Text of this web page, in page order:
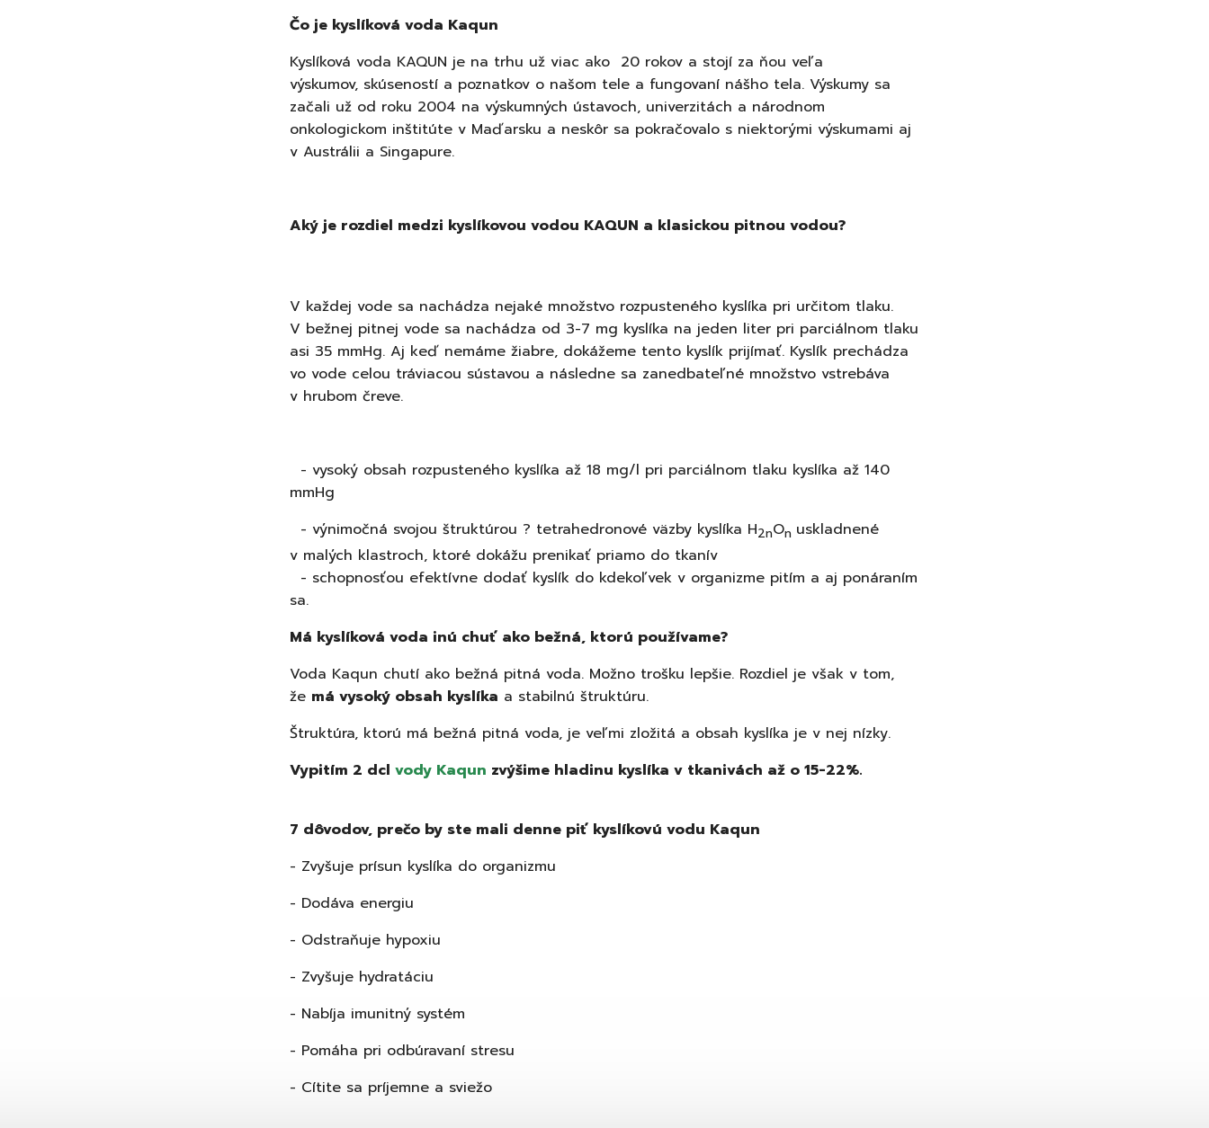
Čo je kyslíková voda Kaqun
Kyslíková voda KAQUN je na trhu už viac ako 20 rokov a stojí za ňou veľa
výskumov, skúseností a poznatkov o našom tele a fungovaní nášho tela. Výskumy sa
začali už od roku 2004 na výskumných ústavoch, univerzitách a národnom
onkologickom inštitúte v Maďarsku a neskôr sa pokračovalo s niektorými výskumami aj
v Austrálii a Singapure.
Aký je rozdiel medzi kyslíkovou vodou KAQUN a klasickou pitnou vodou?
V každej vode sa nachádza nejaké množstvo rozpusteného kyslíka pri určitom tlaku.
V bežnej pitnej vode sa nachádza od 3-7 mg kyslíka na jeden liter pri parciálnom tlaku
asi 35 mmHg. Aj keď nemáme žiabre, dokážeme tento kyslík prijímať. Kyslík prechádza
vo vode celou tráviacou sústavou a následne sa zanedbateľné množstvo vstrebáva
v hrubom čreve.
- vysoký obsah rozpusteného kyslíka až 18 mg/l pri parciálnom tlaku kyslíka až 140
mmHg
- výnimočná svojou štruktúrou ? tetrahedronové väzby kyslíka H2nOn uskladnené
v malých klastroch, ktoré dokážu prenikať priamo do tkanív
- schopnosťou efektívne dodať kyslík do kdekoľvek v organizme pitím a aj ponáraním
sa.
Má kyslíková voda inú chuť ako bežná, ktorú používame?
Voda Kaqun chutí ako bežná pitná voda. Možno trošku lepšie. Rozdiel je však v tom,
že má vysoký obsah kyslíka a stabilnú štruktúru.
Štruktúra, ktorú má bežná pitná voda, je veľmi zložitá a obsah kyslíka je v nej nízky.
Vypitím 2 dcl vody Kaqun zvýšime hladinu kyslíka v tkanivách až o 15-22%.
7 dôvodov, prečo by ste mali denne piť kyslíkovú vodu Kaqun
- Zvyšuje prísun kyslíka do organizmu
- Dodáva energiu
- Odstraňuje hypoxiu
- Zvyšuje hydratáciu
- Nabíja imunitný systém
- Pomáha pri odbúravaní stresu
- Cítite sa príjemne a sviežo